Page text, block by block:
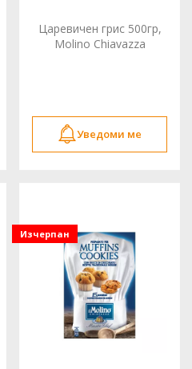
Царевичен грис 500гр,
Molino Chiavazza
Уведоми ме
Изчерпан